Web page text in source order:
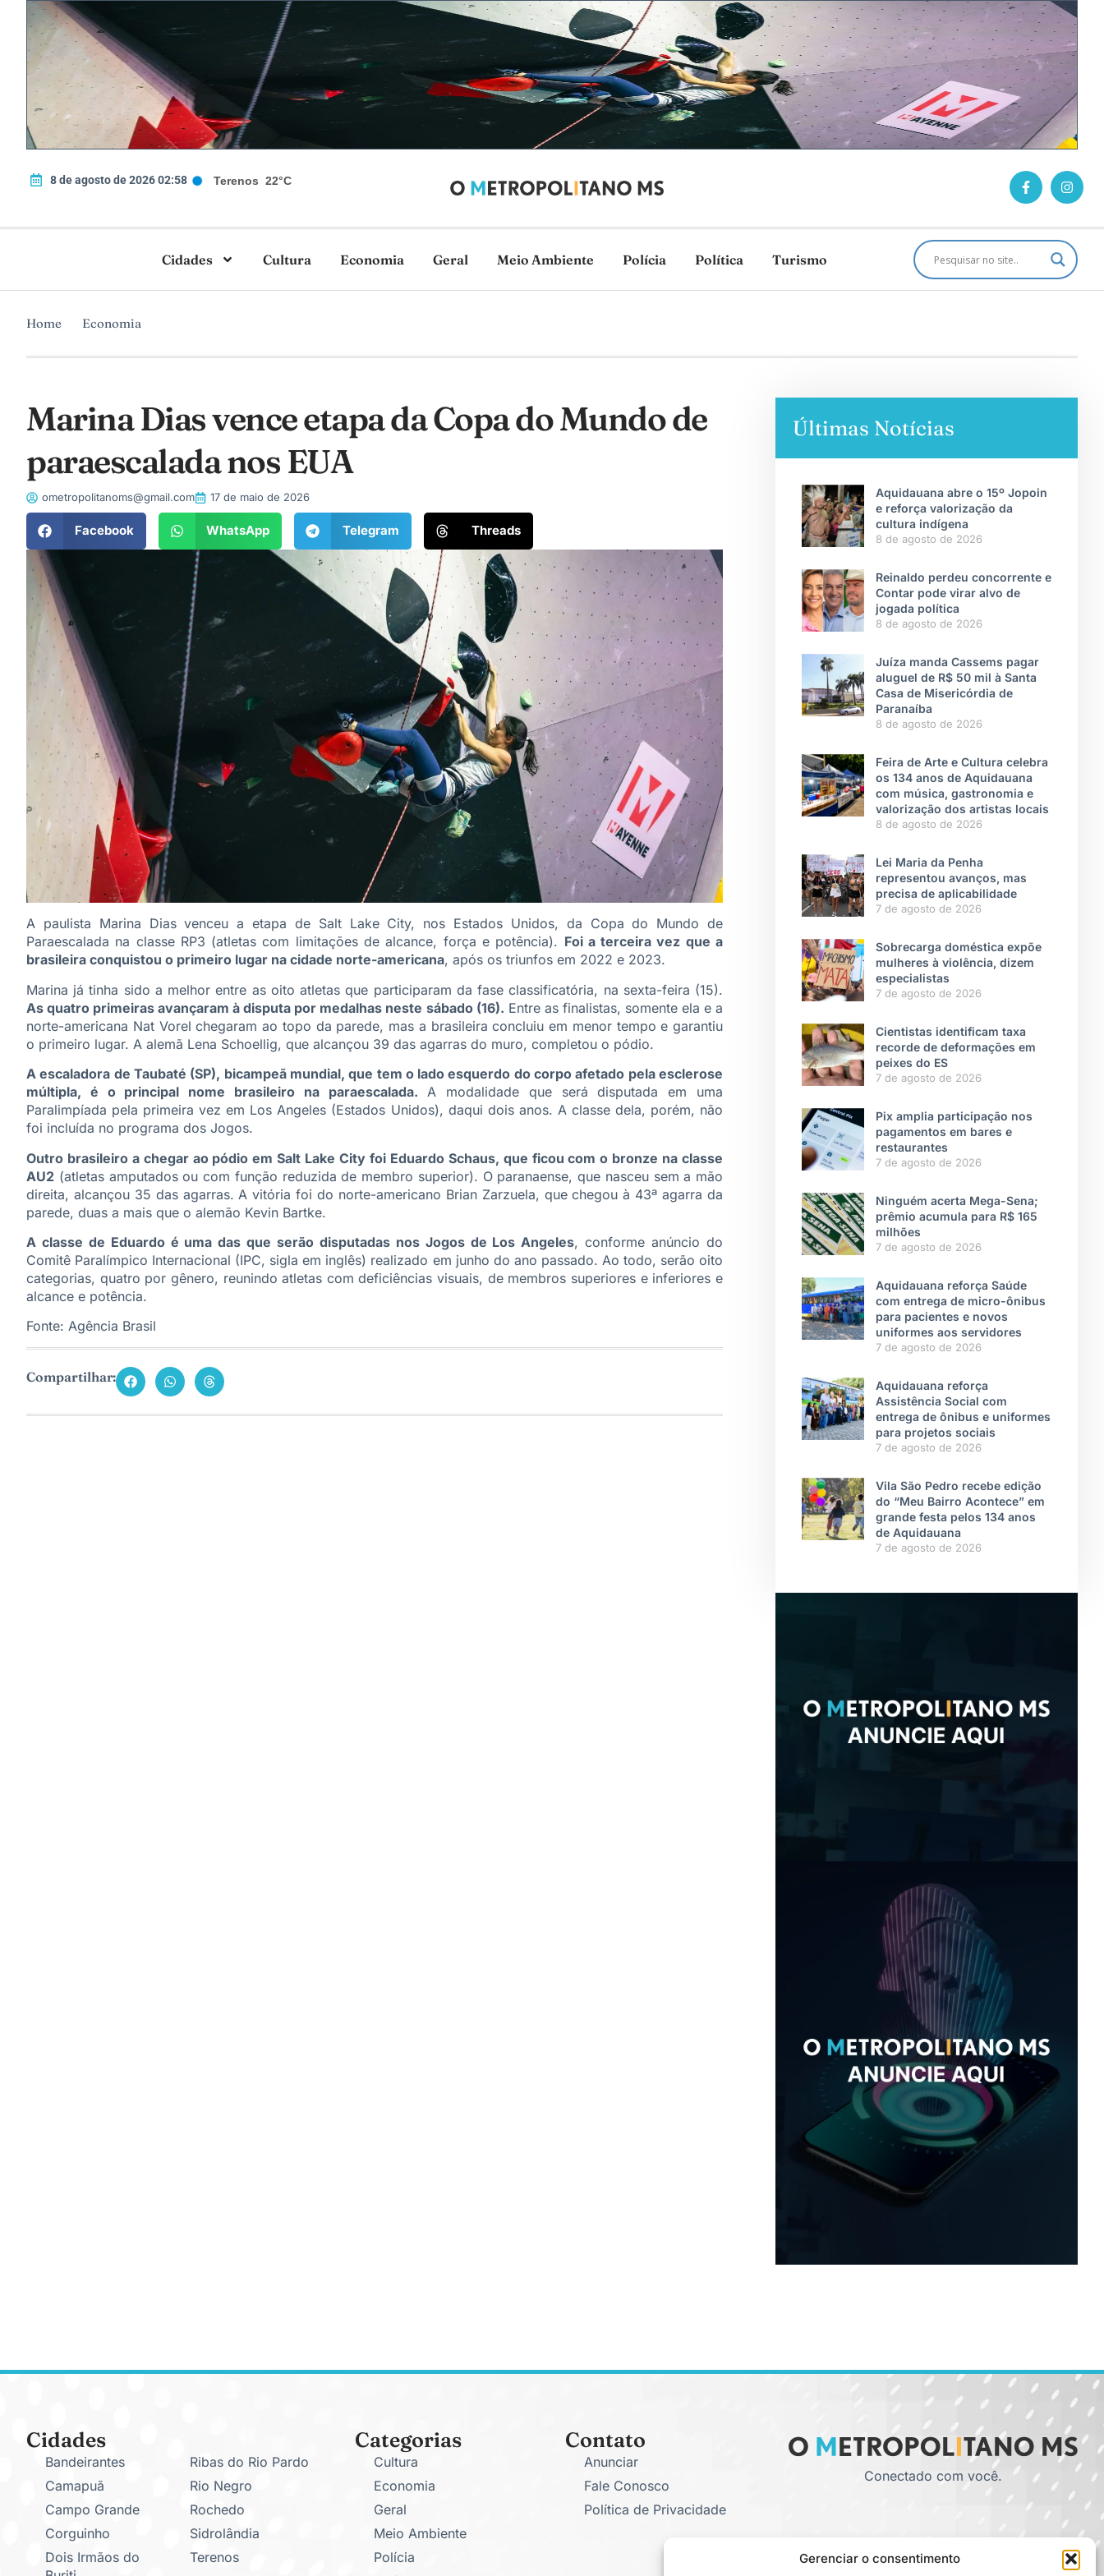
Gerenciar o consentimento
8 de agosto de 2026 02:58 Terenos 22°C
Cidades Cultura Economia Geral Meio Ambiente Polícia Política Turismo
Home Economia
Marina Dias vence etapa da Copa do Mundo de
paraescalada nos EUA
ometropolitanoms@gmail.com 17 de maio de 2026
Facebook WhatsApp Telegram Threads
A paulista Marina Dias venceu a etapa de Salt Lake City, nos Estados Unidos, da Copa do Mundo de
Paraescalada na classe RP3 (atletas com limitações de alcance, força e potência). Foi a terceira vez que a
brasileira conquistou o primeiro lugar na cidade norte-americana, após os triunfos em 2022 e 2023.
Marina já tinha sido a melhor entre as oito atletas que participaram da fase classificatória, na sexta-feira (15).
As quatro primeiras avançaram à disputa por medalhas neste sábado (16). Entre as finalistas, somente ela e a
norte-americana Nat Vorel chegaram ao topo da parede, mas a brasileira concluiu em menor tempo e garantiu
o primeiro lugar. A alemã Lena Schoellig, que alcançou 39 das agarras do muro, completou o pódio.
A escaladora de Taubaté (SP), bicampeã mundial, que tem o lado esquerdo do corpo afetado pela esclerose
múltipla, é o principal nome brasileiro na paraescalada. A modalidade que será disputada em uma
Paralimpíada pela primeira vez em Los Angeles (Estados Unidos), daqui dois anos. A classe dela, porém, não
foi incluída no programa dos Jogos.
Outro brasileiro a chegar ao pódio em Salt Lake City foi Eduardo Schaus, que ficou com o bronze na classe
AU2 (atletas amputados ou com função reduzida de membro superior). O paranaense, que nasceu sem a mão
direita, alcançou 35 das agarras. A vitória foi do norte-americano Brian Zarzuela, que chegou à 43ª agarra da
parede, duas a mais que o alemão Kevin Bartke.
A classe de Eduardo é uma das que serão disputadas nos Jogos de Los Angeles, conforme anúncio do
Comitê Paralímpico Internacional (IPC, sigla em inglês) realizado em junho do ano passado. Ao todo, serão oito
categorias, quatro por gênero, reunindo atletas com deficiências visuais, de membros superiores e inferiores e
alcance e potência.
Fonte: Agência Brasil
Compartilhar:
Últimas Notícias
Aquidauana abre o 15º Jopoin
e reforça valorização da
cultura indígena
8 de agosto de 2026
Reinaldo perdeu concorrente e
Contar pode virar alvo de
jogada política
8 de agosto de 2026
Juíza manda Cassems pagar
aluguel de R$ 50 mil à Santa
Casa de Misericórdia de
Paranaíba
8 de agosto de 2026
Feira de Arte e Cultura celebra
os 134 anos de Aquidauana
com música, gastronomia e
valorização dos artistas locais
8 de agosto de 2026
Lei Maria da Penha
representou avanços, mas
precisa de aplicabilidade
7 de agosto de 2026
Sobrecarga doméstica expõe
mulheres à violência, dizem
especialistas
7 de agosto de 2026
Cientistas identificam taxa
recorde de deformações em
peixes do ES
7 de agosto de 2026
Pix amplia participação nos
pagamentos em bares e
restaurantes
7 de agosto de 2026
Ninguém acerta Mega-Sena;
prêmio acumula para R$ 165
milhões
7 de agosto de 2026
Aquidauana reforça Saúde
com entrega de micro-ônibus
para pacientes e novos
uniformes aos servidores
7 de agosto de 2026
Aquidauana reforça
Assistência Social com
entrega de ônibus e uniformes
para projetos sociais
7 de agosto de 2026
Vila São Pedro recebe edição
do “Meu Bairro Acontece” em
grande festa pelos 134 anos
de Aquidauana
7 de agosto de 2026
Cidades
Bandeirantes
Camapuã
Campo Grande
Corguinho
Dois Irmãos do
Ribas do Rio Pardo
Rio Negro
Rochedo
Sidrolândia
Terenos
Categorias
Cultura
Economia
Geral
Meio Ambiente
Polícia
Contato
Anunciar
Fale Conosco
Política de Privacidade
Conectado com você.